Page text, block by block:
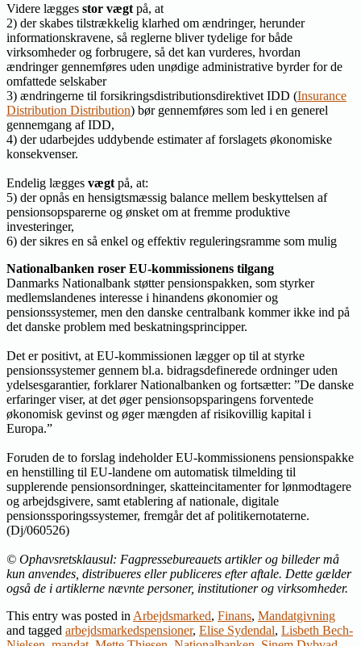
Videre lægges stor vægt på, at
2) der skabes tilstrækkelig klarhed om ændringer, herunder
informationskravene, så reglerne bliver tydelige for både
virksomheder og forbrugere, så det kan vurderes, hvordan
ændringer gennemføres uden unødige administrative byrder for de
omfattede selskaber
3) ændringerne til forsikringsdistributionsdirektivet IDD (Insurance
Distribution Distribution) bør gennemføres som led i en generel
gennemgang af IDD,
4) der udarbejdes uddybende estimater af forslagets økonomiske
konsekvenser.
Endelig lægges vægt på, at:
5) der opnås en hensigtsmæssig balance mellem beskyttelsen af
pensionsopsparerne og ønsket om at fremme produktive
investeringer,
6) der sikres en så enkel og effektiv reguleringsramme som mulig
Nationalbanken roser EU-kommissionens tilgang
Danmarks Nationalbank støtter pensionspakken, som styrker
medlemslandenes interesse i hinandens økonomier og
pensionssystemer, men den danske centralbank kommer ikke ind på
det danske problem med beskatningsprincipper.
Det er positivt, at EU-kommissionen lægger op til at styrke
pensionssystemer gennem bl.a. bidragsdefinerede ordninger uden
ydelsesgarantier, forklarer Nationalbanken og fortsætter: ”De danske
erfaringer viser, at det øger pensionsopsparingens forventede
økonomisk gevinst og øger mængden af risikovillig kapital i
Europa.”
Foruden de to forslag indeholder EU-kommissionens pensionspakke
en henstilling til EU-landene om automatisk tilmelding til
supplerende pensionsordninger, skatteincitamenter for lønmodtagere
og arbejdsgivere, samt etablering af nationale, digitale
pensionssporingssystemer, fremgår det af politikernotaterne.
(Dj/060526)
© Ophavsretsklausul: Fagpressebureauets artikler og billeder må
kun anvendes, distribueres eller publiceres efter aftale. Dette gælder
også de i artiklerne nævnte personer, institutioner og virksomheder.
This entry was posted in Arbejdsmarked, Finans, Mandatgivning
and tagged arbejdsmarkedspensioner, Elise Sydendal, Lisbeth Bech-